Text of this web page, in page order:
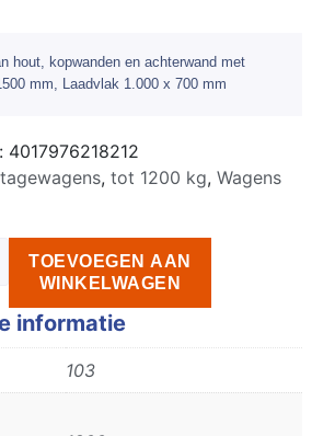
hout, kopwanden en achterwand met
mm, Laadvlak 1.000 x 700 mm
4017976218212
, tot 1200 kg, Wagens
TOEVOEGEN AAN
WINKELWAGEN
informatie
103